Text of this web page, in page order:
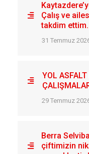
Çalış ve
takdim ettim.
31 Temmuz
YOL
29 Temmuz
Berra
çiftimizin